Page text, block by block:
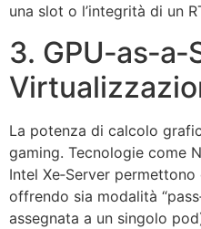
una slot o l’integrità di un
3.
La potenza di calcolo
gaming. Tecnologie come
Intel Xe‑Server
offrendo sia modalità
assegnata a un singolo